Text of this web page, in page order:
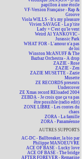
papillon à une étoile
VF-Version Française - Rap &
Groove
Viola WILLS - It's my pleasure
Vivien SAVAGE - La p'tite
Lady + C'est qu'le vent
Weird Al YANKOVIC -
Jurassic Park
WHAT FOR - L'amour n'a pas
de loi
Winston McANUFF & The
Bazbaz Orchestra - A drop
ZAZIE - Rose
ZAZIE - Zen
ZAZIE MUSETTE - Zazie
Musette
ZE RECORDS presents
Undercover
ZE Xmas record REloaded 2004
ZEBDA - Je crois que ça va pas
être possible (radio edit)
ZONE LIBRE - Les contes du
chaos
ZORA - La famille
ZORA - Panaméenne
AUTRES SUPPORTS
AC-DC - Ballbreaker, la bio par
Philippe MANOEUVRE
ACE OF BASE - Lucky love
ACE OF BASE - The bridge
AFTER FOREVER - Remagine